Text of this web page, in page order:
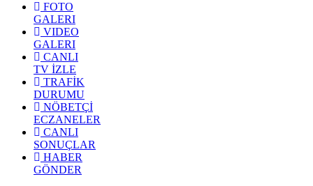
FOTO
GALERI
VIDEO
GALERI
CANLI
TV İZLE
TRAFİK
DURUMU
NÖBETÇİ
ECZANELER
CANLI
SONUÇLAR
HABER
GÖNDER